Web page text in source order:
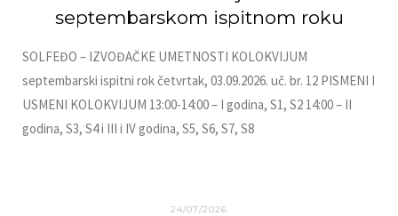
septembarskom ispitnom roku
SOLFEĐO – IZVOĐAČKE UMETNOSTI KOLOKVIJUM
septembarski ispitni rok četvrtak, 03.09.2026. uč. br. 12 PISMENI I
USMENI KOLOKVIJUM 13:00-14:00 – I godina, S1, S2 14:00 – II
godina, S3, S4 i III i IV godina, S5, S6, S7, S8
24/07/2026